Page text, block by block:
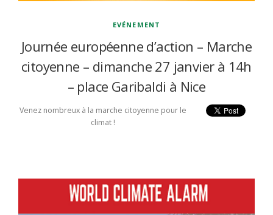
EVÉNEMENT
Journée européenne d’action – Marche
citoyenne – dimanche 27 janvier à 14h
– place Garibaldi à Nice
Venez nombreux à la marche citoyenne pour le
climat !